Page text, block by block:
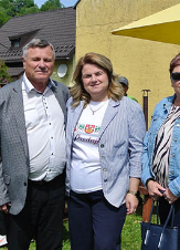
s urnovým hájom
2023)